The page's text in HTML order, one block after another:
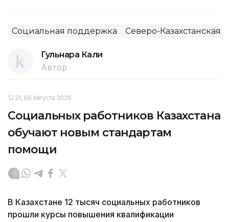
Социальная поддержка Северо-Казахстанская
Гульнара Кали
Автор
12:21, 06 Августа 2026
Социальных работников Казахстана
обучают новым стандартам
помощи
В Казахстане 12 тысяч социальных работников
прошли курсы повышения квалификации